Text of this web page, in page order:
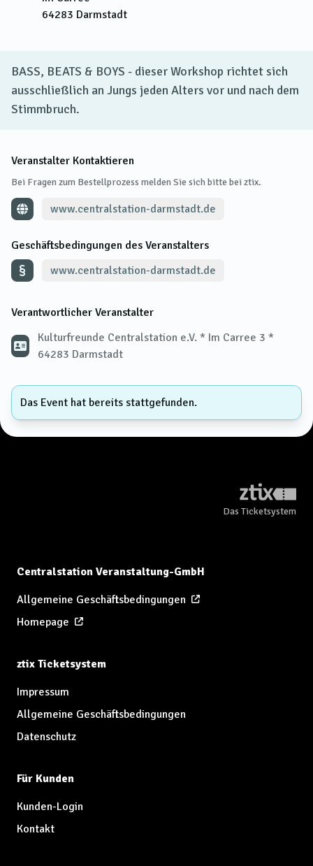
64283 Darmstadt
BASS, BEATS & BOYS - dieser Workshop richtet sich
ausschließlich an Jungs jeden Alters vor und nach dem
Stimmbruch.
Veranstalter Kontaktieren
Bei Fragen zum Bestellprozess melden Sie sich bitte bei ztix.
www.centralstation-darmstadt.de
Geschäftsbedingungen des Veranstalters
www.centralstation-darmstadt.de
Verantwortlicher Veranstalter
Kulturfreunde Centralstation e.V. * Im Carree 3 *
64283 Darmstadt
Das Event hat bereits stattgefunden.
Das Ticketsystem
Centralstation Veranstaltung-GmbH
Allgemeine Geschäftsbedingungen
Homepage
ztix Ticketsystem
Impressum
Allgemeine Geschäftsbedingungen
Datenschutz
Für Kunden
Kunden-Login
Kontakt